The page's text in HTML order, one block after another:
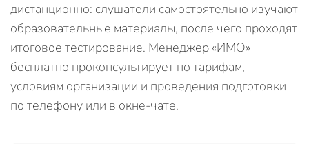
дистанционно: слушатели самостоятельно изучают
образовательные материалы, после чего проходят
итоговое тестирование. Менеджер «ИМО»
бесплатно проконсультирует по тарифам,
условиям организации и проведения подготовки
по телефону или в окне-чате.